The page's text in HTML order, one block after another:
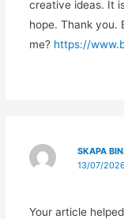
creative ideas. It
hope. Thank you.
me? https://
SKAPA
13/07/
Your article